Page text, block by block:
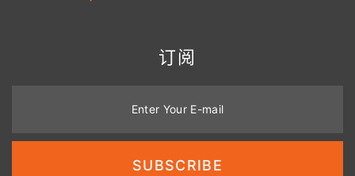
订阅
Enter Your E-mail
SUBSCRIBE